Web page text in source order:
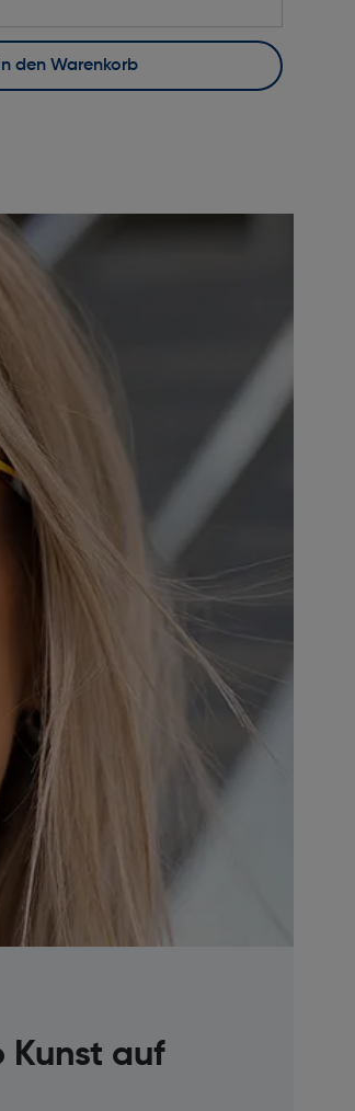
In den Warenkorb
Kunst auf